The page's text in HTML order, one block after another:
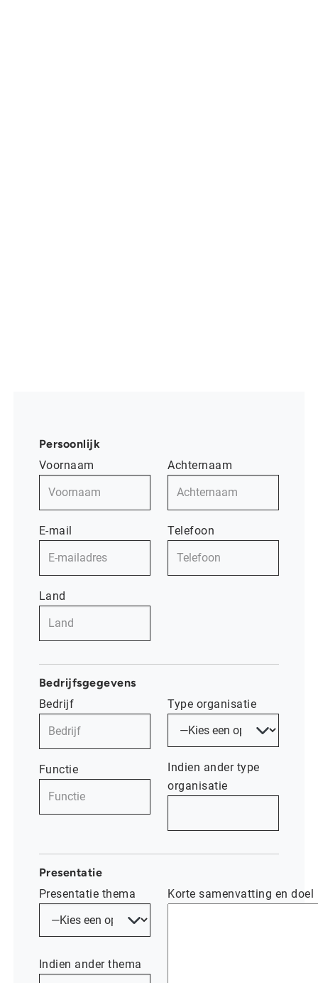
Persoonlijk
Voornaam
Achternaam
E-mail Telefoon
Land
Bedrijfsgegevens
Bedrijf
Functie
Type organisatie
Indien ander type
organisatie
Presentatie
Presentatie thema
Indien ander thema
Korte samenvatting en doel